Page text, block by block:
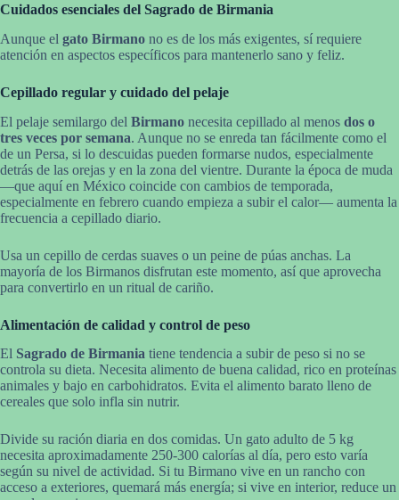
Cuidados esenciales del Sagrado de Birmania
Aunque el gato Birmano no es de los más exigentes, sí requiere
atención en aspectos específicos para mantenerlo sano y feliz.
Cepillado regular y cuidado del pelaje
El pelaje semilargo del Birmano necesita cepillado al menos dos o
tres veces por semana. Aunque no se enreda tan fácilmente como el
de un Persa, si lo descuidas pueden formarse nudos, especialmente
detrás de las orejas y en la zona del vientre. Durante la época de muda
—que aquí en México coincide con cambios de temporada,
especialmente en febrero cuando empieza a subir el calor— aumenta la
frecuencia a cepillado diario.
Usa un cepillo de cerdas suaves o un peine de púas anchas. La
mayoría de los Birmanos disfrutan este momento, así que aprovecha
para convertirlo en un ritual de cariño.
Alimentación de calidad y control de peso
El Sagrado de Birmania tiene tendencia a subir de peso si no se
controla su dieta. Necesita alimento de buena calidad, rico en proteínas
animales y bajo en carbohidratos. Evita el alimento barato lleno de
cereales que solo infla sin nutrir.
Divide su ración diaria en dos comidas. Un gato adulto de 5 kg
necesita aproximadamente 250-300 calorías al día, pero esto varía
según su nivel de actividad. Si tu Birmano vive en un rancho con
acceso a exteriores, quemará más energía; si vive en interior, reduce un